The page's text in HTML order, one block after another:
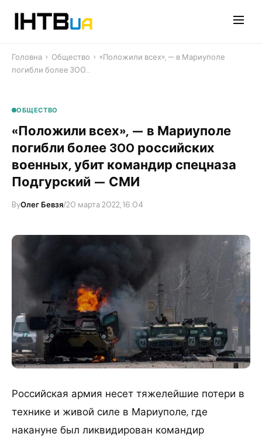
Головна › Общество › «Положили всех», — в Мариуполе
погибли более 300…
ОБЩЕСТВО
«Положили всех», — в Мариуполе
погибли более 300 российских
военных, убит командир спецназа
Подгурский — СМИ
ByОлег Бевзя/20 марта 2022, 16:04
Российская армия несет тяжелейшие потери в
технике и живой силе в Мариуполе, где
накануне был ликвидирован командир